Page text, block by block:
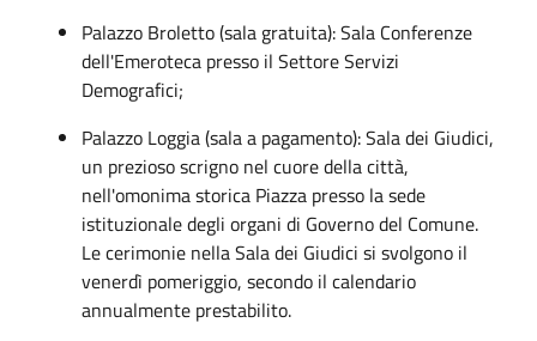
Palazzo Broletto (sala gratuita): Sala Conferenze
dell'Emeroteca presso il Settore Servizi
Demografici;
Palazzo Loggia (sala a pagamento): Sala dei Giudici,
un prezioso scrigno nel cuore della città,
nell'omonima storica Piazza presso la sede
istituzionale degli organi di Governo del Comune.
Le cerimonie nella Sala dei Giudici si svolgono il
venerdì pomeriggio, secondo il calendario
annualmente prestabilito.